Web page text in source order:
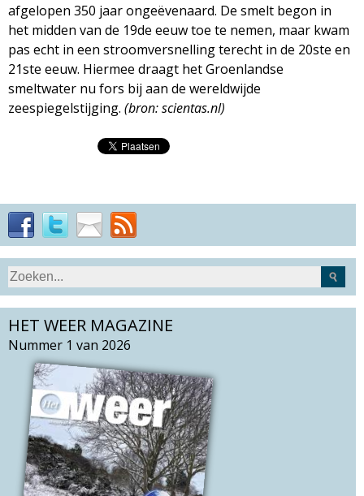
afgelopen 350 jaar ongeëvenaard. De smelt begon in
het midden van de 19de eeuw toe te nemen, maar kwam
pas echt in een stroomversnelling terecht in de 20ste en
21ste eeuw. Hiermee draagt het Groenlandse
smeltwater nu fors bij aan de wereldwijde
zeespiegelstijging. (bron: scientas.nl)
Z
o
e
k
S
e
r
c
HET WEER MAGAZINE
Nummer 1 van 2026